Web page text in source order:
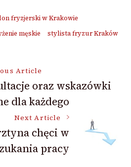
fryzjerski w Krakowie
męskie stylista fryzur Kraków
Article
oraz wskazówki
dla każdego
Next Article
chęci w
pracy